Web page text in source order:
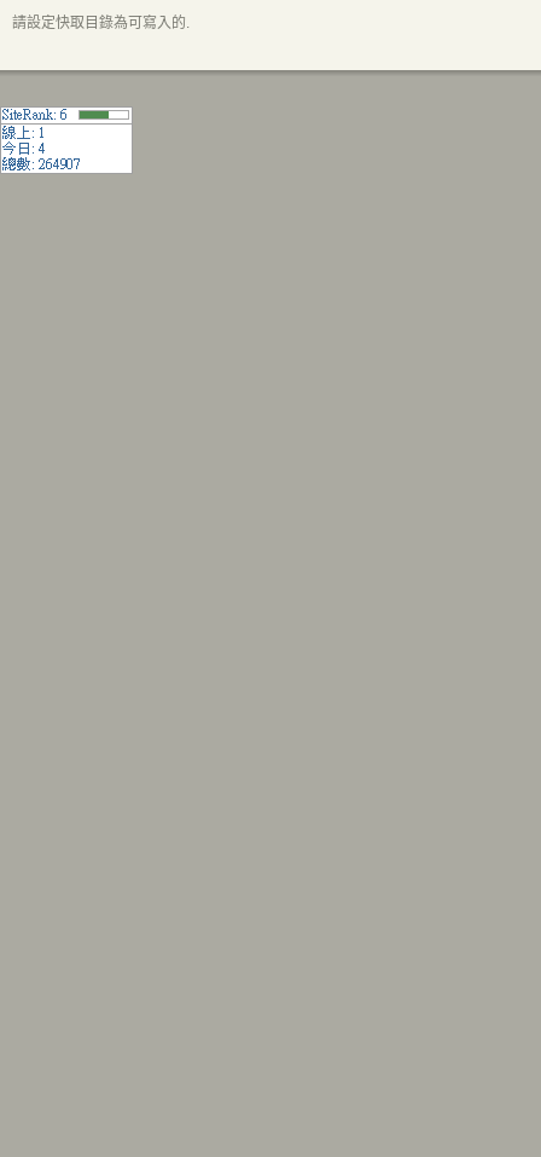
請設定快取目錄為可寫入的.